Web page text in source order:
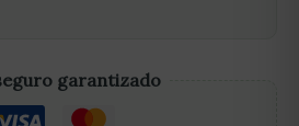
garantizado